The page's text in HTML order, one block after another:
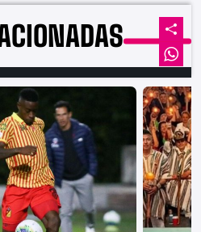
ES GRACIAS A JUAN KISS